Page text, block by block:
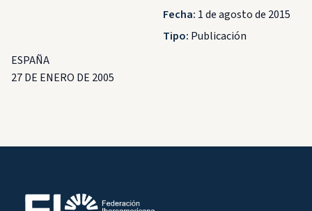
Fecha: 1 de agosto de 2015
Tipo: Publicación
ESPAÑA
27 DE ENERO DE 2005